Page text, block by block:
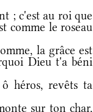
; c'est au roi que
comme le roseau
la grâce est
Dieu t'a béni
héros, revêts ta
sur ton char,